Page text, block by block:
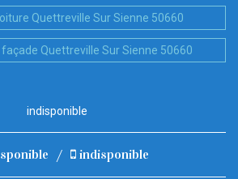
Quettreville Sur Sienne 50660
Quettreville Sur Sienne 50660
indisponible
/ indisponible